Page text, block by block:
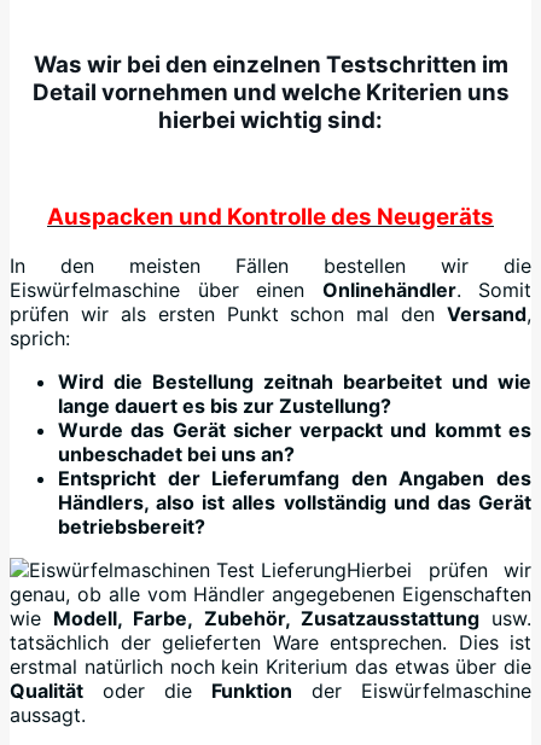
Was wir bei den einzelnen Testschritten im
Detail vornehmen und welche Kriterien uns
hierbei wichtig sind:
Auspacken und Kontrolle des Neugeräts
In den meisten Fällen bestellen wir die
Eiswürfelmaschine über einen Onlinehändler. Somit
prüfen wir als ersten Punkt schon mal den Versand,
sprich:
Wird die Bestellung zeitnah bearbeitet und wie
lange dauert es bis zur Zustellung?
Wurde das Gerät sicher verpackt und kommt es
unbeschadet bei uns an?
Entspricht der Lieferumfang den Angaben des
Händlers, also ist alles vollständig und das Gerät
betriebsbereit?
Hierbei prüfen wir
genau, ob alle vom Händler angegebenen Eigenschaften
wie Modell, Farbe, Zubehör, Zusatzausstattungusw.
tatsächlich der gelieferten Ware entsprechen. Dies ist
erstmal natürlich noch kein Kriterium das etwas über die
Qualität oder die Funktion der Eiswürfelmaschine
aussagt.